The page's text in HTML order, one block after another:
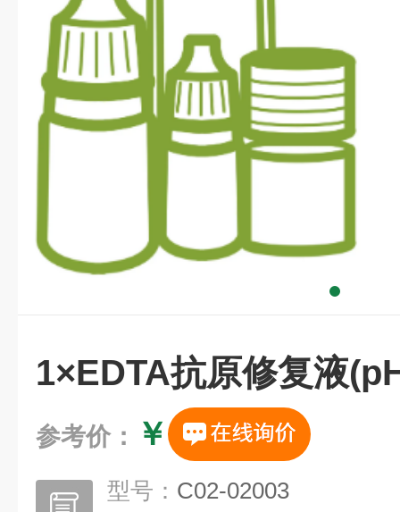
1×EDTA抗原修复液
参考价： ￥
型号： C02-02003